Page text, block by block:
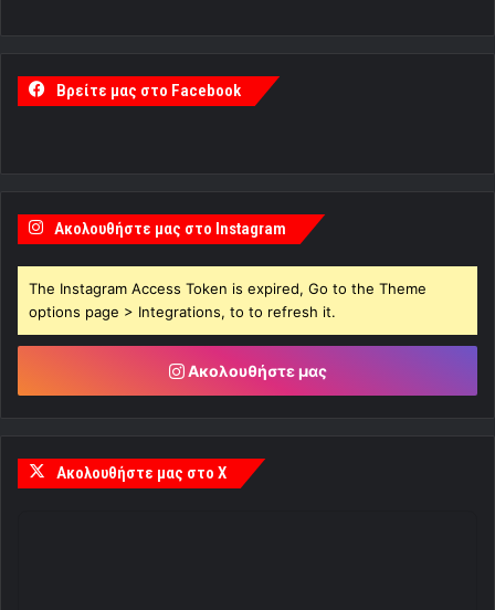
Βρείτε μας στο Facebook
Ακολουθήστε μας στο Instagram
The Instagram Access Token is expired, Go to the Theme
options page > Integrations, to to refresh it.
Ακολουθήστε μας
Ακολουθήστε μας στο X